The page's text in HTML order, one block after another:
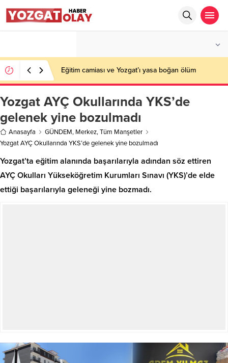
Eğitim camiası ve Yozgat’ı yasa boğan ölüm
Yozgat AYÇ Okullarında YKS’de
gelenek yine bozulmadı
Anasayfa GÜNDEM, Merkez,Tüm Manşetler
Yozgat AYÇ Okullarında YKS’de gelenek yine bozulmadı
Yozgat’ta eğitim alanında başarılarıyla adından söz ettiren
AYÇ Okulları Yükseköğretim Kurumları Sınavı (YKS)’de elde
ettiği başarılarıyla geleneği yine bozmadı.